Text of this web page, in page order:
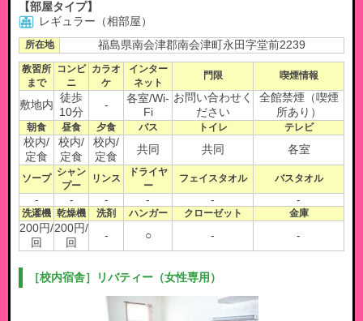
【部屋タイプ】
レギュラー（相部屋）
所在地 福島県南会津郡南会津町永田字堂前2239
教習所
まで
コンビ
ニ
カラオ
ケ
インター
ネット
門限 喫煙情報
敷地内
徒歩
10分
-
各室/Wi-
Fi
お問い合わせく
ださい
全館禁煙（喫煙
所あり）
朝食 昼食 夕食 バス トイレ テレビ
校内/
定食
校内/
定食
校内/
定食
共同 共同 各室
ソープ
シャン
プー
リンス
ドライヤ
ー
フェイスタオル バスタオル
- - - - - -
洗濯機 乾燥機 洗剤 ハンガー クローゼット 金庫
200円/
回
200円/
回
- ○ - -
［校内宿舎］リバティー（女性専用）